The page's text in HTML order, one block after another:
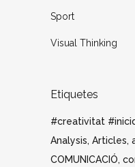
Sport
Visual Thinking
Etiquetes
#creativitat
Analysis Articles
COMUNICACIÓ